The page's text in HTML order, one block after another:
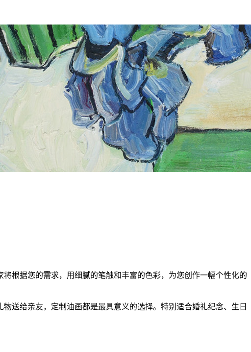
根据您的需求，用细腻的笔触和丰富的色彩，为您创作一幅个性化的
送给亲友，定制油画都是最具意义的选择。特别适合婚礼纪念、生日